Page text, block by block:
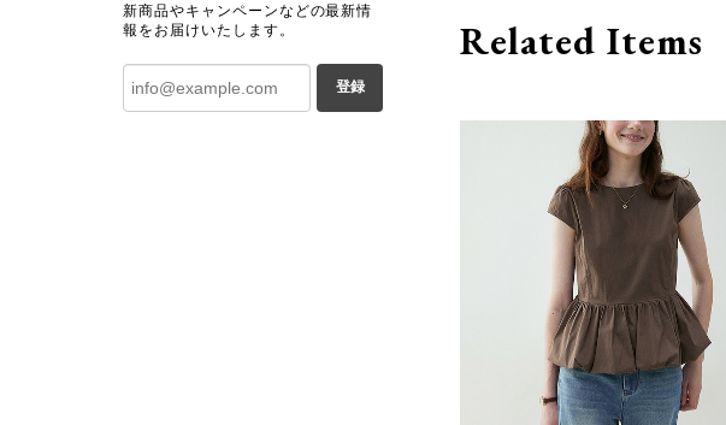
Related Items
新商品やキャンペーンなどの最新情
報をお届けいたします。
登録